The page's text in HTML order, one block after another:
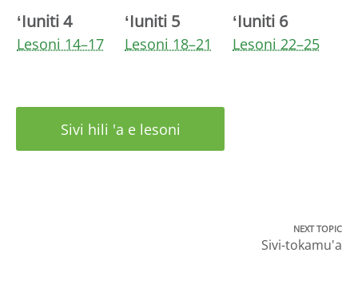
ʻIuniti 4
Lesoni 14–17
ʻIuniti 5
Lesoni 18–21
ʻIuniti 6
Lesoni 22–25
Sivi hili 'a e lesoni
NEXT TOPIC
Sivi-tokamu'a